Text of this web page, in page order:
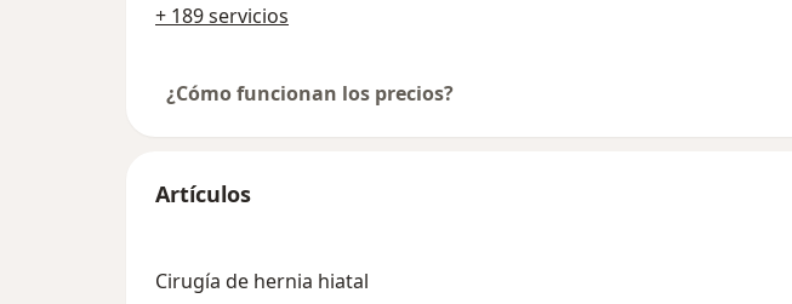
+ 189 servicios
¿Cómo funcionan los precios?
Artículos
Cirugía de hernia hiatal